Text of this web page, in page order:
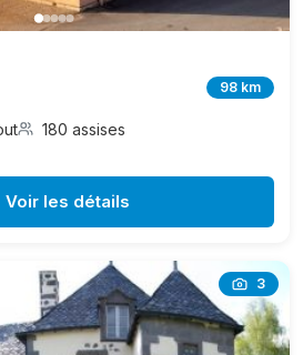
98 km
180 assises
Voir les détails
3